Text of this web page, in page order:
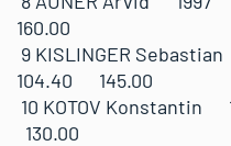
160.00
9 KISLINGER
104.40 145.00
10 KOTOV
130.00